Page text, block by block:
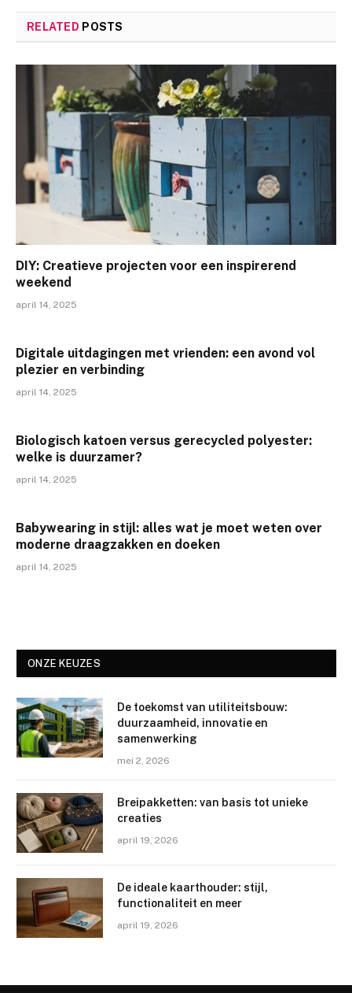
RELATED POSTS
DIY: Creatieve projecten voor een inspirerend
weekend
april 14, 2025
Digitale uitdagingen met vrienden: een avond vol
plezier en verbinding
april 14, 2025
Biologisch katoen versus gerecycled polyester:
welke is duurzamer?
april 14, 2025
Babywearing in stijl: alles wat je moet weten over
moderne draagzakken en doeken
april 14, 2025
ONZE KEUZES
De toekomst van utiliteitsbouw:
duurzaamheid, innovatie en
samenwerking
mei 2, 2026
Breipakketten: van basis tot unieke
creaties
april 19, 2026
De ideale kaarthouder: stijl,
functionaliteit en meer
april 19, 2026